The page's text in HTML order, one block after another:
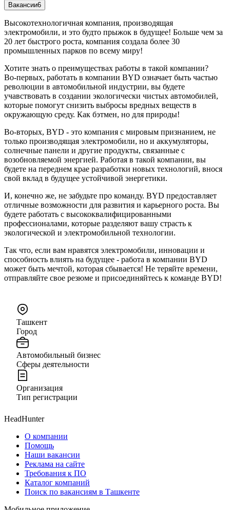
Вакансии6
Высокотехнологичная компания, производящая
электромобили, и это будто прыжок в будущее! Больше чем за
20 лет быстрого роста, компания создала более 30
промышленных парков по всему миру!
Хотите знать о преимуществах работы в такой компании?
Во-первых, работать в компании BYD означает быть частью
революции в автомобильной индустрии, вы будете
учавствовать в создании экологически чистых автомобилей,
которые помогут снизить выбросы вредных веществ в
окружающую среду. Как бэтмен, но для природы!
Во-вторых, BYD - это компания с мировым признанием, не
только производящая электромобили, но и аккумуляторы,
солнечные панели и другие продукты, связанные с
возобновляемой энергией. Работая в такой компании, вы
будете на переднем крае разработки новых технологий, внося
свой вклад в будущее устойчивой энергетики.
И, конечно же, не забудьте про команду. BYD предоставляет
отличные возможности для развития и карьерного роста. Вы
будете работать с высококвалифицированными
профессионалами, которые разделяют вашу страсть к
экологической и электромобильной технологии.
Так что, если вам нравятся электромобили, инновации и
способность влиять на будущее - работа в компании BYD
может быть мечтой, которая сбывается! Не теряйте времени,
отправляйте свое резюме и присоединяйтесь к команде BYD!
Ташкент
Город
Автомобильный бизнес
Сферы деятельности
Организация
Тип регистрации
HeadHunter
О компании
Помощь
Наши вакансии
Реклама на сайте
Требования к ПО
Каталог компаний
Поиск по вакансиям в Ташкенте